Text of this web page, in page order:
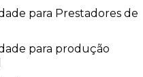
para Prestadores de
para produção